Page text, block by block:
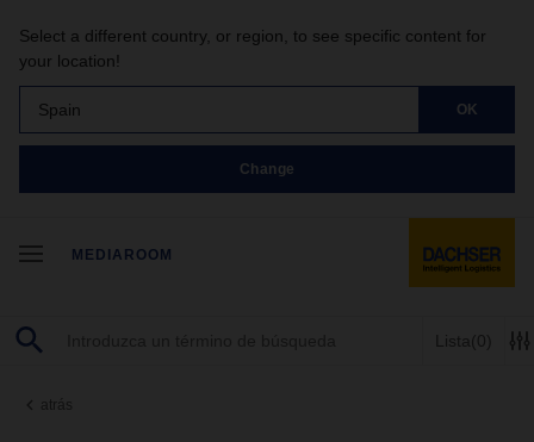
Select a different country, or region, to see specific content for
your location!
Spain OK
Change
MEDIAROOM
Lista (0)
atrás